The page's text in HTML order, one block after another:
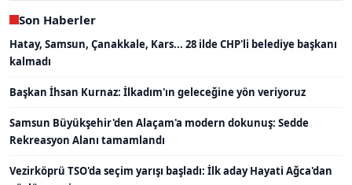
Son Haberler
Hatay, Samsun, Çanakkale, Kars... 28 ilde CHP'li belediye başkanı
kalmadı
Başkan İhsan Kurnaz: İlkadım'ın geleceğine yön veriyoruz
Samsun Büyükşehir'den Alaçam'a modern dokunuş: Sedde
Rekreasyon Alanı tamamlandı
Vezirköprü TSO'da seçim yarışı başladı: İlk aday Hayati Ağca'dan